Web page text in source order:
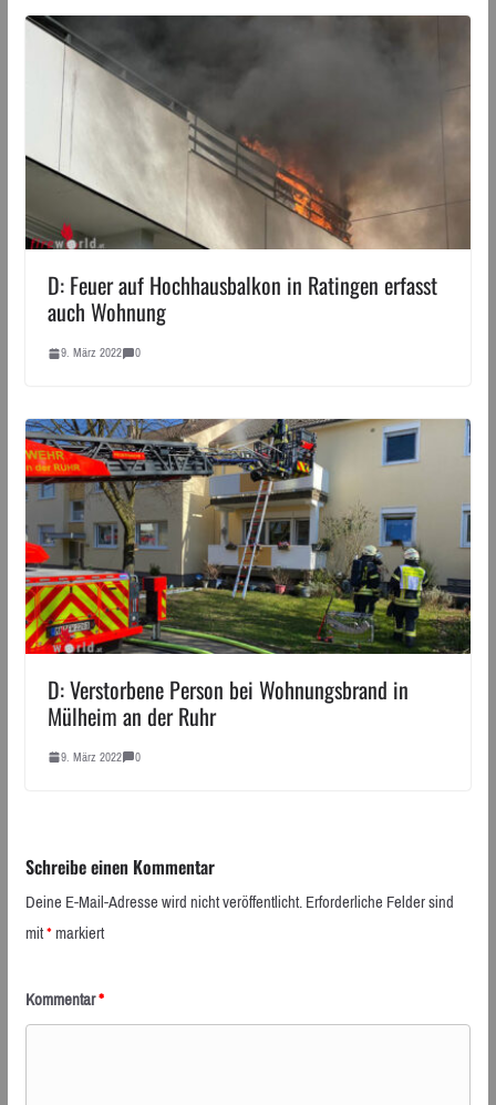
D: Feuer auf Hochhausbalkon in Ratingen erfasst
auch Wohnung
9. März 2022 0
D: Verstorbene Person bei Wohnungsbrand in
Mülheim an der Ruhr
9. März 2022 0
Schreibe einen Kommentar
Deine E-Mail-Adresse wird nicht veröffentlicht.Erforderliche Felder sind
mit*markiert
Kommentar*